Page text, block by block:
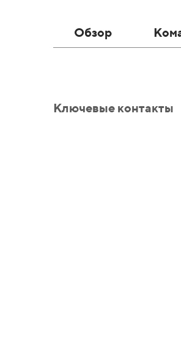
Обзор
Ключевые контакты